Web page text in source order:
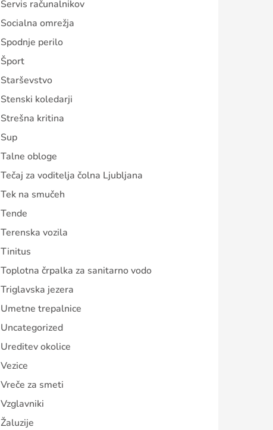
Servis računalnikov
Socialna omrežja
Spodnje perilo
Šport
Starševstvo
Stenski koledarji
Strešna kritina
Sup
Talne obloge
Tečaj za voditelja čolna Ljubljana
Tek na smučeh
Tende
Terenska vozila
Tinitus
Toplotna črpalka za sanitarno vodo
Triglavska jezera
Umetne trepalnice
Uncategorized
Ureditev okolice
Vezice
Vreče za smeti
Vzglavniki
Žaluzije